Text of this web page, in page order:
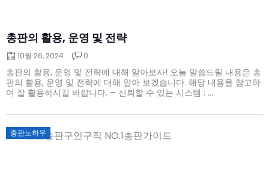
총판의 활용, 운영 및 전략
10월 26, 2024 0
총판의 활용, 운영 및 전략에 대해 알아보자! 오늘 말씀드릴 내용은 총
판의 활용, 운영 및 전략에 대해 알아 보겠습니다. 해당 내용을 참고하
여 잘 활용하시길 바랍니다. – 신뢰할 수 있는 시스템 : ...
총판노하우
Posted
on